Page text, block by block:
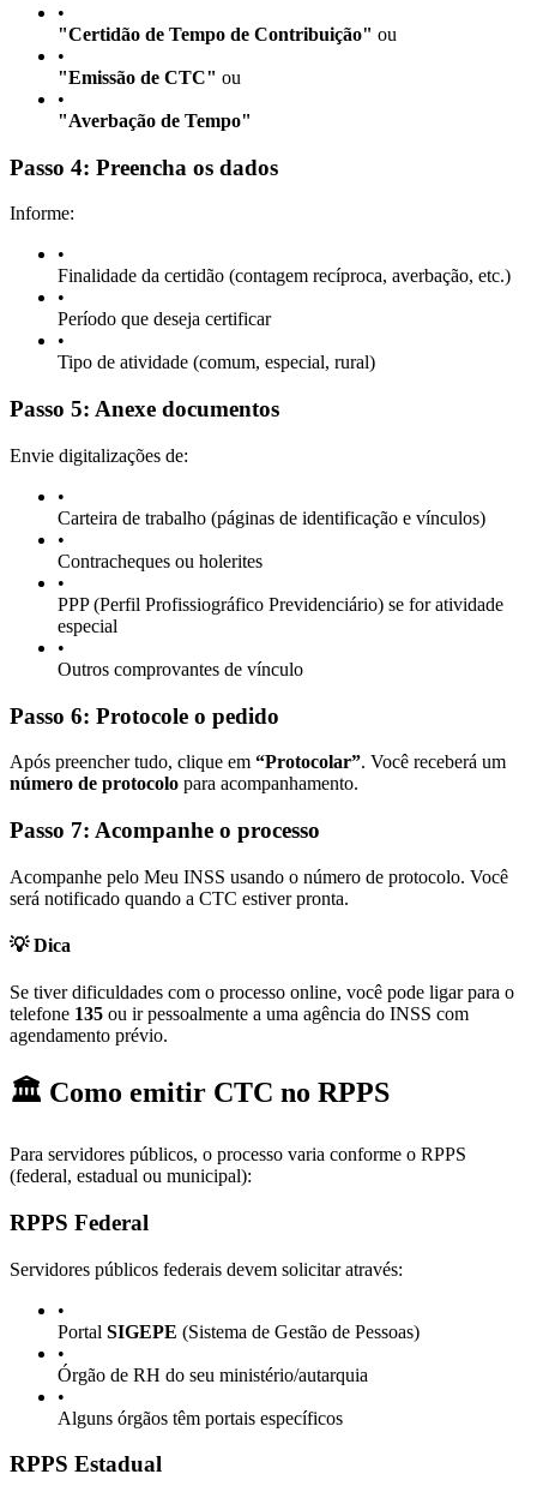
•
"Certidão de Tempo de Contribuição" ou
•
"Emissão de CTC" ou
•
"Averbação de Tempo"
Passo 4: Preencha os dados
Informe:
•
Finalidade da certidão (contagem recíproca, averbação, etc.)
•
Período que deseja certificar
•
Tipo de atividade (comum, especial, rural)
Passo 5: Anexe documentos
Envie digitalizações de:
•
Carteira de trabalho (páginas de identificação e vínculos)
•
Contracheques ou holerites
•
PPP (Perfil Profissiográfico Previdenciário) se for atividade
especial
•
Outros comprovantes de vínculo
Passo 6: Protocole o pedido
Após preencher tudo, clique em “Protocolar”. Você receberá um
número de protocolo para acompanhamento.
Passo 7: Acompanhe o processo
Acompanhe pelo Meu INSS usando o número de protocolo. Você
será notificado quando a CTC estiver pronta.
💡 Dica
Se tiver dificuldades com o processo online, você pode ligar para o
telefone 135 ou ir pessoalmente a uma agência do INSS com
agendamento prévio.
🏛️ Como emitir CTC no RPPS
Para servidores públicos, o processo varia conforme o RPPS
(federal, estadual ou municipal):
RPPS Federal
Servidores públicos federais devem solicitar através:
•
Portal SIGEPE (Sistema de Gestão de Pessoas)
•
Órgão de RH do seu ministério/autarquia
•
Alguns órgãos têm portais específicos
RPPS Estadual